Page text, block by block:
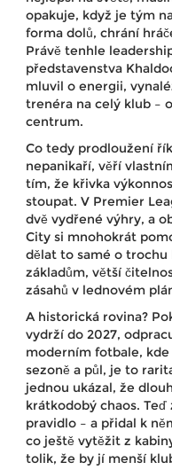
opakuje, když je tým
forma dolů, chrání
Právě tenhle
představenstva
mluvil o energii,
trenéra na celý klub –
centrum.
Co tedy prodloužení
nepanikaří, věří
tím, že křivka
stoupat. V Premier
dvě vydřené výhry, a
City si mnohokrát
dělat to samé o trochu
základům, větší
zásahů v lednovém
A historická rovina?
vydrží do 2027,
moderním fotbale,
sezoně a půl, je to
jednou ukázal, že
krátkodobý chaos.
pravidlo – a přidal k
co ještě vytěžit z
tolik, že by jí menší